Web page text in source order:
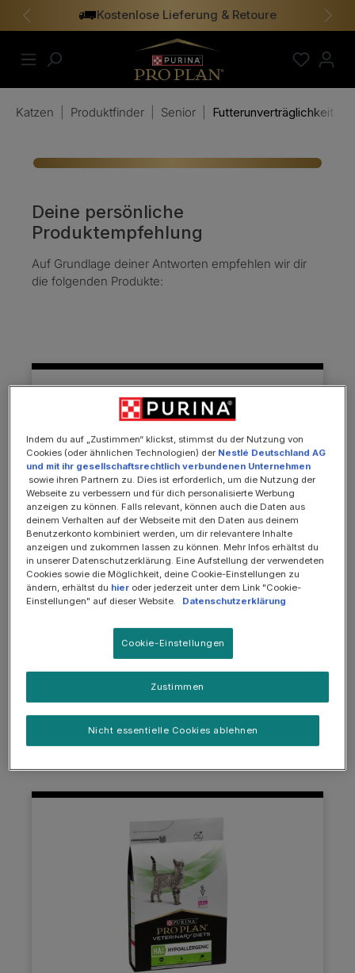
springen Kostenlose Lieferung & Retoure
Vorheriges
Katzen Produktfinder Senior Futterunverträglichkeit
Deine persönliche
Produktempfehlung
Auf Grundlage deiner Antworten empfehlen wir dir
die folgenden Produkte:
HA Hypoallergenic, Diätfuttermittel trocken
für Katzen mit Futtermittelunverträglichkeit,
Durchschnittliche Bewertung von 5 von 5 Sternen
Details
Indem du auf „Zustimmen“ klickst, stimmst du der Nutzung von
Cookies (oder ähnlichen Technologien) der Nestlé Deutschland AG
und mit ihr gesellschaftsrechtlich verbundenen Unternehmen
sowie ihren Partnern zu. Dies ist erforderlich, um die Nutzung der
Webseite zu verbessern und für dich personalisierte Werbung
anzeigen zu können. Falls relevant, können auch die Daten aus
deinem Verhalten auf der Webseite mit den Daten aus deinem
Benutzerkonto kombiniert werden, um dir relevantere Inhalte
anzeigen und zukommen lassen zu können. Mehr Infos erhältst du
in unserer Datenschutzerklärung. Eine Aufstellung der verwendeten
Cookies sowie die Möglichkeit, deine Cookie-Einstellungen zu
ändern, erhältst du hier oder jederzeit unter dem Link "Cookie-
Einstellungen" auf dieser Website.
Datenschutzerklärung
Cookie-Einstellungen
Nicht essentielle Cookies ablehnen
Zustimmen